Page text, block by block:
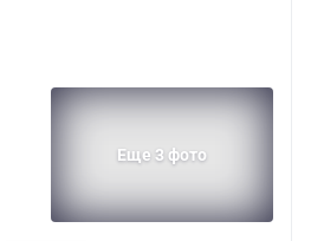
Еще 3 фото